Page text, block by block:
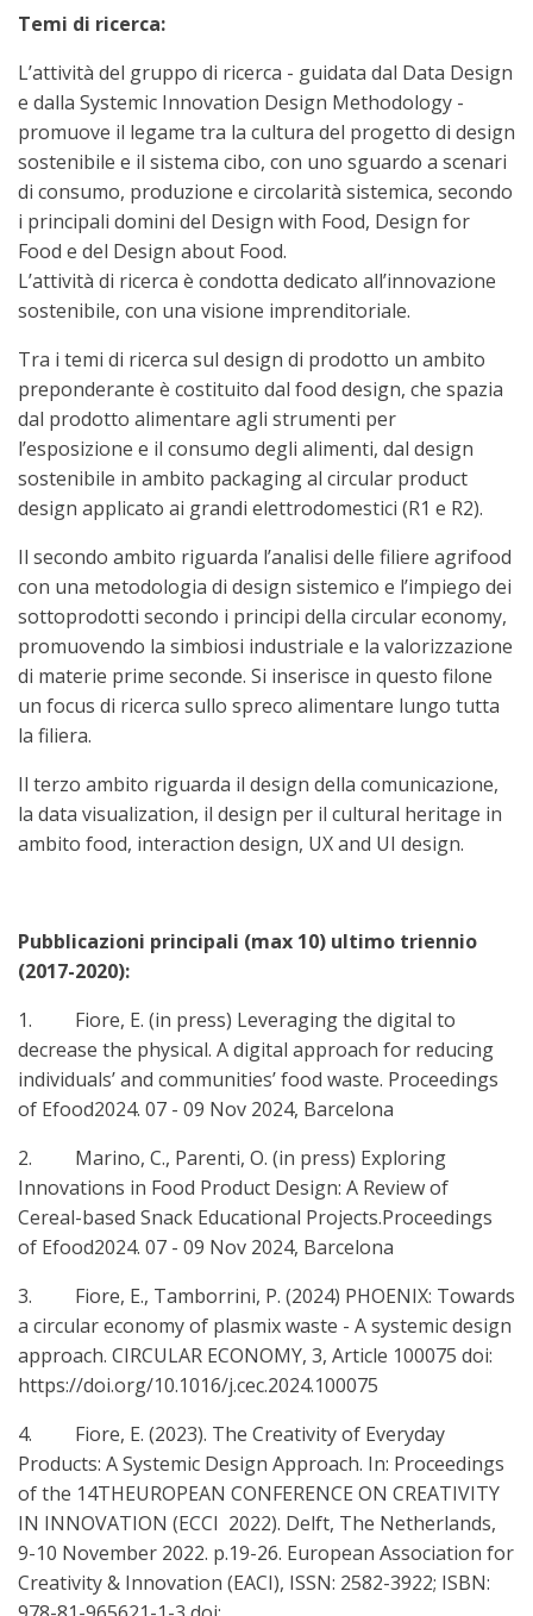
Temi di ricerca:
L’attività del gruppo di ricerca - guidata dal Data Design
e dalla Systemic Innovation Design Methodology -
promuove il legame tra la cultura del progetto di design
sostenibile e il sistema cibo, con uno sguardo a scenari
di consumo, produzione e circolarità sistemica, secondo
i principali domini del Design with Food, Design for
Food e del Design about Food.
L’attività di ricerca è condotta dedicato all’innovazione
sostenibile, con una visione imprenditoriale.
Tra i temi di ricerca sul design di prodotto un ambito
preponderante è costituito dal food design, che spazia
dal prodotto alimentare agli strumenti per
l’esposizione e il consumo degli alimenti, dal design
sostenibile in ambito packaging al circular product
design applicato ai grandi elettrodomestici (R1 e R2).
Il secondo ambito riguarda l’analisi delle filiere agrifood
con una metodologia di design sistemico e l’impiego dei
sottoprodotti secondo i principi della circular economy,
promuovendo la simbiosi industriale e la valorizzazione
di materie prime seconde. Si inserisce in questo filone
un focus di ricerca sullo spreco alimentare lungo tutta
la filiera.
Il terzo ambito riguarda il design della comunicazione,
la data visualization, il design per il cultural heritage in
ambito food, interaction design, UX and UI design.
Pubblicazioni principali (max 10) ultimo triennio
(2017-2020):
1. Fiore, E. (in press) Leveraging the digital to
decrease the physical. A digital approach for reducing
individuals’ and communities’ food waste. Proceedings
of Efood2024. 07 - 09 Nov 2024, Barcelona
2. Marino, C., Parenti, O. (in press) Exploring
Innovations in Food Product Design: A Review of
Cereal-based Snack Educational Projects.Proceedings
of Efood2024. 07 - 09 Nov 2024, Barcelona
3. Fiore, E., Tamborrini, P. (2024) PHOENIX: Towards
a circular economy of plasmix waste - A systemic design
approach. CIRCULAR ECONOMY, 3, Article 100075 doi:
https://doi.org/10.1016/j.cec.2024.100075
4. Fiore, E. (2023). The Creativity of Everyday
Products: A Systemic Design Approach. In: Proceedings
of the 14THEUROPEAN CONFERENCE ON CREATIVITY
IN INNOVATION (ECCI 2022). Delft, The Netherlands,
9-10 November 2022. p.19-26. European Association for
Creativity & Innovation (EACI), ISSN: 2582-3922; ISBN: